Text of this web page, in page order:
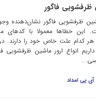
ظرفشویی فاگور
ظرفشویی فاگور نشان‌دهنده‌
این خطاها معمولا با
کدام علت خاص خود را دارند.
انواع ارور ماشین ظرفشویی
آی پی امداد